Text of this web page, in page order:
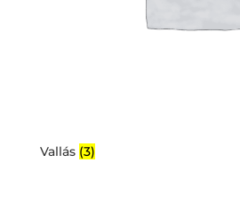
Vallás (3)